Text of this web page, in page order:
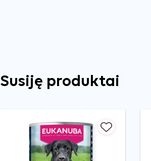
Susiję produktai